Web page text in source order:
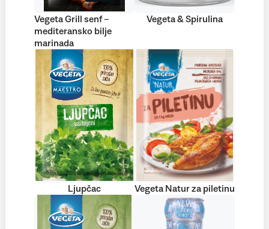
Vegeta Grill senf –
mediteransko bilje
marinada
Vegeta & Spirulina
Ljupčac Vegeta Natur za piletinu